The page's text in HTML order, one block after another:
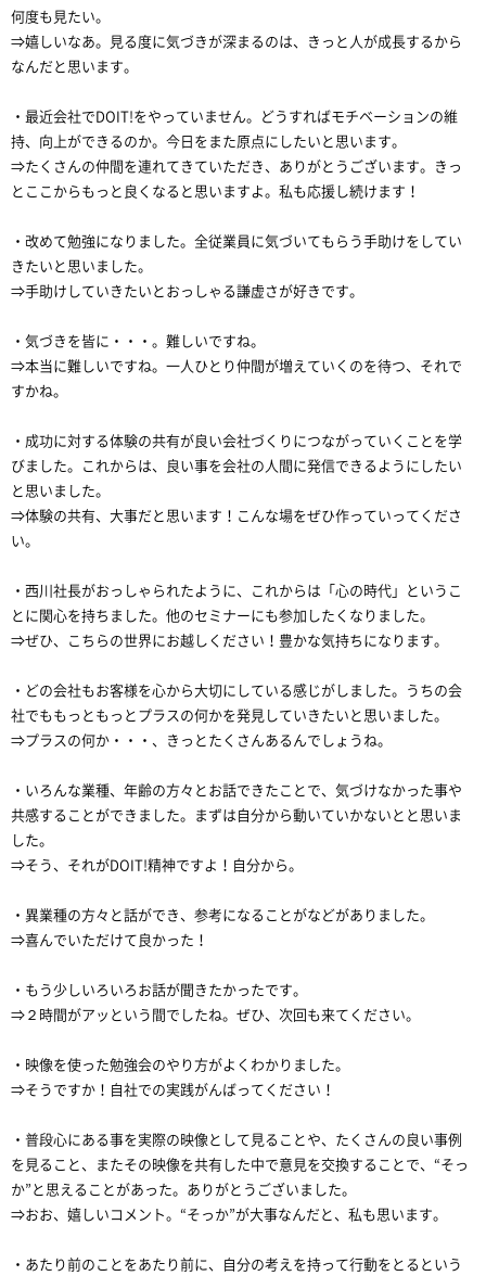
何度も見たい。
⇒嬉しいなあ。見る度に気づきが深まるのは、きっと人が成長するから
なんだと思います。
・最近会社でDOIT!をやっていません。どうすればモチベーションの維
持、向上ができるのか。今日をまた原点にしたいと思います。
⇒たくさんの仲間を連れてきていただき、ありがとうございます。きっ
とここからもっと良くなると思いますよ。私も応援し続けます！
・改めて勉強になりました。全従業員に気づいてもらう手助けをしてい
きたいと思いました。
⇒手助けしていきたいとおっしゃる謙虚さが好きです。
・気づきを皆に・・・。難しいですね。
⇒本当に難しいですね。一人ひとり仲間が増えていくのを待つ、それで
すかね。
・成功に対する体験の共有が良い会社づくりにつながっていくことを学
びました。これからは、良い事を会社の人間に発信できるようにしたい
と思いました。
⇒体験の共有、大事だと思います！こんな場をぜひ作っていってくださ
い。
・西川社長がおっしゃられたように、これからは「心の時代」というこ
とに関心を持ちました。他のセミナーにも参加したくなりました。
⇒ぜひ、こちらの世界にお越しください！豊かな気持ちになります。
・どの会社もお客様を心から大切にしている感じがしました。うちの会
社でももっともっとプラスの何かを発見していきたいと思いました。
⇒プラスの何か・・・、きっとたくさんあるんでしょうね。
・いろんな業種、年齢の方々とお話できたことで、気づけなかった事や
共感することができました。まずは自分から動いていかないとと思いま
した。
⇒そう、それがDOIT!精神ですよ！自分から。
・異業種の方々と話ができ、参考になることがなどがありました。
⇒喜んでいただけて良かった！
・もう少しいろいろお話が聞きたかったです。
⇒２時間がアッという間でしたね。ぜひ、次回も来てください。
・映像を使った勉強会のやり方がよくわかりました。
⇒そうですか！自社での実践がんばってください！
・普段心にある事を実際の映像として見ることや、たくさんの良い事例
を見ること、またその映像を共有した中で意見を交換することで、“そっ
か”と思えることがあった。ありがとうございました。
⇒おお、嬉しいコメント。“そっか”が大事なんだと、私も思います。
・あたり前のことをあたり前に、自分の考えを持って行動をとるという